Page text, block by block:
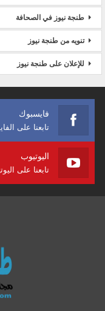
طنجة نيوز في الصحافة
تنويه من طنجة نيوز
للإعلان على طنجة نيوز
فايسبوك
تابعنا على
اليوتيوب
تابعنا على